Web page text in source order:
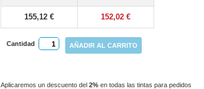
155,12 € 152,02 €
Cantidad AÑADIR AL CARRITO
Aplicaremos un descuento del2% en todas las tintas para pedidos